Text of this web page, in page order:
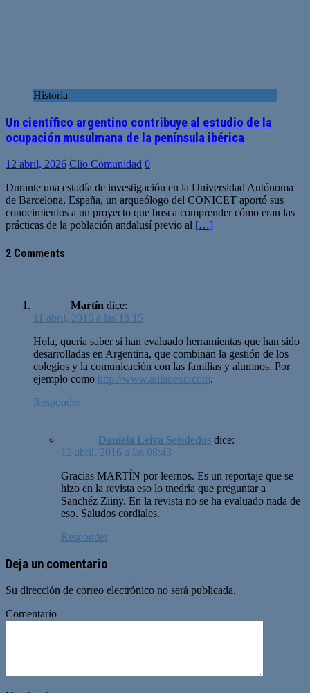
Historia
Un científico argentino contribuye al estudio de la
ocupación musulmana de la península ibérica
12 abril, 2026 Clio Comunidad 0
Durante una estadía de investigación en la Universidad Autónoma
de Barcelona, España, un arqueólogo del CONICET aportó sus
conocimientos a un proyecto que busca comprender cómo eran las
prácticas de la población andalusí previo al […]
2 Comments
Martín dice:
11 abril, 2016 a las 18:15
Hola, quería saber si han evaluado herramientas que han sido
desarrolladas en Argentina, que combinan la gestión de los
colegios y la comunicación con las familias y alumnos. Por
ejemplo como http://www.aulanexo.com.
Responder
Daniela Leiva Seisdedos dice:
12 abril, 2016 a las 08:43
Gracias MARTÍN por leernos. Es un reportaje que se
hizo en la revista eso lo tnedría que preguntar a
Sanchéz Ziiny. En la revista no se ha evaluado nada de
eso. Saludos cordiales.
Responder
Deja un comentario
Su dirección de correo electrónico no será publicada.
Comentario